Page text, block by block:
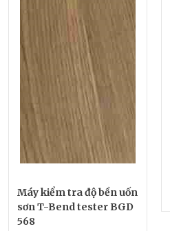
Máy kiểm tra độ bền uốn
sơn T-Bend tester BGD
568